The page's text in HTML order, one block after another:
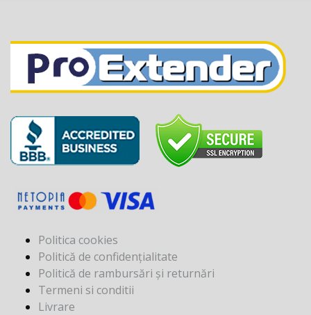
Politica cookies
Politică de confidențialitate
Politică de rambursări și returnări
Termeni si conditii
Livrare